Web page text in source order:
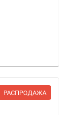
РАСПРОДАЖА